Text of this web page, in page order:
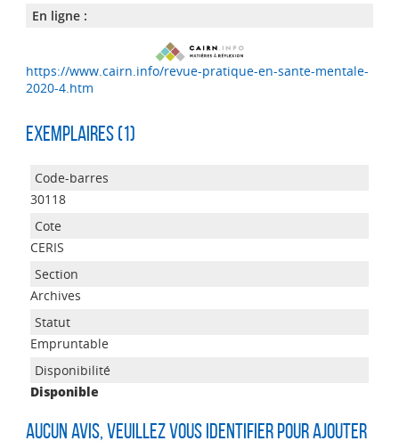
En ligne :
https://www.cairn.info/revue-pratique-en-sante-mentale-
2020-4.htm
Exemplaires (1)
30118
CERIS
Archives
Empruntable
Disponible
Aucun avis, veuillez vous identifier pour ajouter